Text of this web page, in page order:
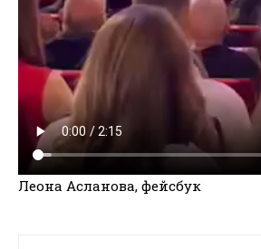
Леона Асланова, фейсбук